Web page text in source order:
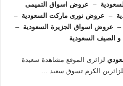
–
عروض اسواق التميمى
– عروض نورى ماركت السعودية –
– عروض اسواق الجزيرة السعودية –
الصيف السعودية
لزائرى الموقع مشاهدة سعيدة
الكرم تسوق سعيد …